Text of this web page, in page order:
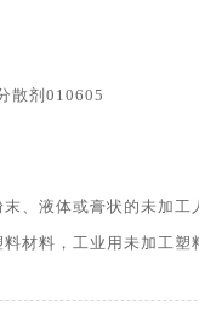
散剂010605
、液体或膏状的未加工
材料，工业用未加工塑